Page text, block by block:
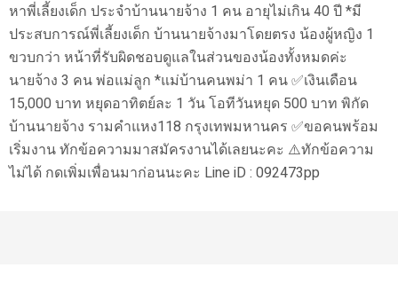
หาพี่เลี้ยงเด็ก ประจำบ้านนายจ้าง 1 คน อายุไม่เกิน 40 ปี *มี
ประสบการณ์พี่เลี้ยงเด็ก บ้านนายจ้างมาโดยตรง น้องผู้หญิง 1
ขวบกว่า หน้าที่รับผิดชอบดูแลในส่วนของน้องทั้งหมดค่ะ
นายจ้าง 3 คน พ่อแม่ลูก *แม่บ้านคนพม่า 1 คน ✅เงินเดือน
15,000 บาท หยุดอาทิตย์ละ 1 วัน โอทีวันหยุด 500 บาท พิกัด
บ้านนายจ้าง รามคำแหง118 กรุงเทพมหานคร ✅ขอคนพร้อม
เริ่มงาน ทักข้อความมาสมัครงานได้เลยนะคะ ⚠️ทักข้อความ
ไม่ได้ กดเพิ่มเพื่อนมาก่อนนะคะ Line iD : 092473pp